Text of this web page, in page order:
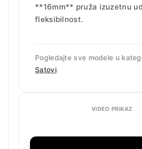
**16mm** pruža izuzetnu
fleksibilnost.
Pogledajte sve modele u
Satovi.
VIDEO PRIKAZ